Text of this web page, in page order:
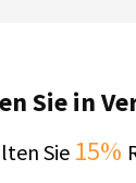
Sie in
Sie 15%